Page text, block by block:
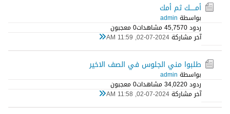
أمـــــك ثم أمك
بواسطة admin
ردود 0 45,757 مشاهدات
0 معجبون
آخر مشاركة02-07-2024, 11:59 AM
طلبوا مني الجلوس في الصف الاخير
بواسطة admin
ردود 0 34,022 مشاهدات
0 معجبون
آخر مشاركة02-07-2024, 11:58 AM